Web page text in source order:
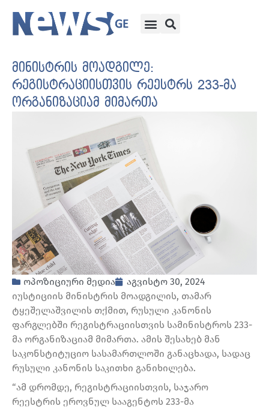
მინისტრის მოადგილე:
რეგისტრაციისთვის რეესტრს 233-მა
ორგანიზაციამ მიმართა
ოპოზიციური მედია
აგვისტო 30, 2024
იუსტიციის მინისტრის მოადგილის, თამარ
ტყეშელაშვილის თქმით, რუსული კანონის
ფარგლებში რეგისტრაციისთვის სამინისტროს 233-
მა ორგანიზაციამ მიმართა. ამის შესახებ მან
საკონსტიტუციო სასამართლოში განაცხადა, სადაც
რუსული კანონის საკითხი განიხილება.
“ამ დრომდე, რეგისტრაციისთვის, საჯარო
რეესტრის ეროვნულ სააგენტოს 233-მა